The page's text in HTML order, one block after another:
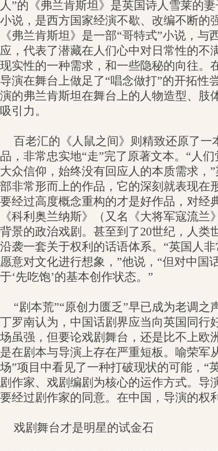
人”的《弗兰肯斯坦》是英国诗人雪莱的
小说，是西方国家经演不歇、改编不断的
《弗兰肯斯坦》是一部“哥特式”小说，与
应，代表了潜藏在人们心中对日常性的不
现实性的一种需求，和一些隐秘的向往。
导演在舞台上做足了“唱念做打”的开拓性
演的弗兰肯斯坦在舞台上的人物造型、肢
吸引力。
百老汇的《人鼠之间》则精致还原了一
品，非常忠实地“走”完了原著文本。“人们
大众信仰，始终没有回应人的本质需求，
部非常形而上的作品，它的深刻就表现在
要经过高度概念重构的才是好作品，对经
《科利奥兰纳斯》（又名《大将军寇流兰
背景的政治戏剧。甚至到了20世纪，人类
沿袭一套关于权利的话语体系。“英国人
愿意对文化进行想象，”他说，“但对中国
于‘先吃饱’的基本创作状态。”
“剧本荒”“原创力匮乏”早已成为老调之
丁罗南认为，中国话剧界应当向英国同行
场虽强，但要论戏剧舞台，还是比不上欧
是在剧本与导演上存在严重短板。喻荣军
场”项目中看见了一种打破现状的可能，“
剧作家、戏剧编剧为核心的运作方式。导
要经过剧作家的同意。在中国，导演的权
戏剧舞台才是明星的试金石